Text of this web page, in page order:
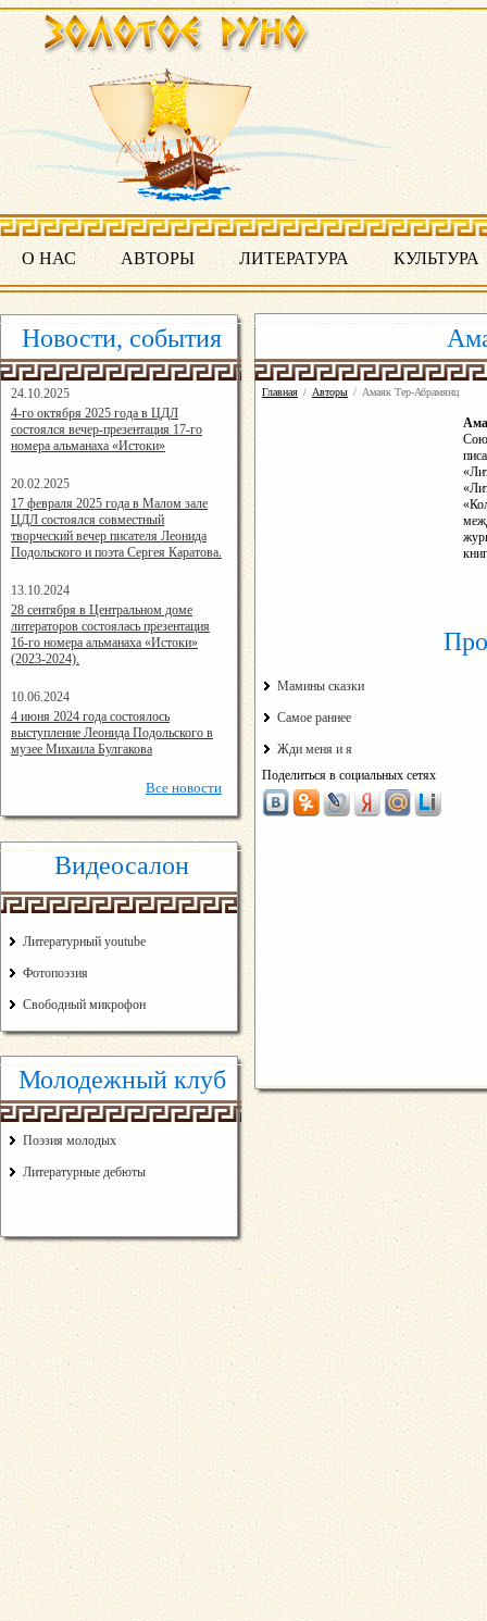
О НАС АВТОРЫ ЛИТЕРАТУРА КУЛЬТУРА
Новости, события
24.10.2025
16:19:07
4-го октября 2025 года в ЦДЛ
состоялся вечер-презентация 17-го
номера альманаха «Истоки»
20.02.2025
14:24:00
17 февраля 2025 года в Малом зале
ЦДЛ состоялся совместный
творческий вечер писателя Леонида
Подольского и поэта Сергея Каратова.
13.10.2024
14:08:11
28 сентября в Центральном доме
литераторов состоялась презентация
16-го номера альманаха «Истоки»
(2023-2024).
10.06.2024
15:02:44
4 июня 2024 года состоялось
выступление Леонида Подольского в
музее Михаила Булгакова
Все новости
Видеосалон
Литературный youtube
Фотопоэзия
Свободный микрофон
Молодежный клуб
Поэзия молодых
Литературные дебюты
Главная / Авторы / Амаяк Тер-Абрамянц
Мамины сказки
Самое раннее
Жди меня и я
Поделиться в социальных сетях